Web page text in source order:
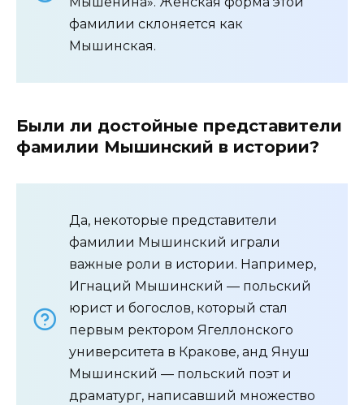
фамилии склоняется как
Мышинская.
Были ли достойные представители
фамилии Мышинский в истории?
Да, некоторые представители
фамилии Мышинский играли
важные роли в истории. Например,
Игнаций Мышинский — польский
юрист и богослов, который стал
первым ректором Ягеллонского
университета в Кракове, анд Януш
Мышинский — польский поэт и
драматург, написавший множество